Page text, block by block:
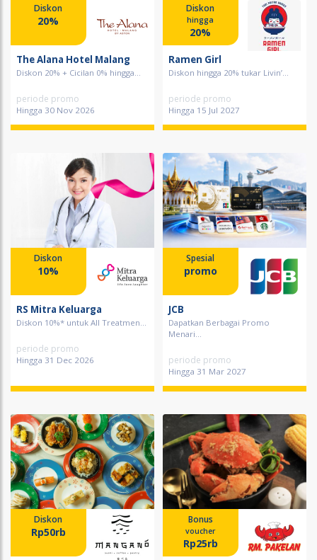
Diskon
20%
The Alana Hotel Malang
Diskon 20% + Cicilan 0% hingga...
periode promo
Hingga 30 Nov 2026
Diskon
hingga
20%
Ramen Girl
Diskon hingga 20% tukar Livin’...
periode promo
Hingga 15 Jul 2027
Diskon
10%
RS Mitra Keluarga
Diskon 10%* untuk All Treatmen...
periode promo
Hingga 31 Dec 2026
Spesial
promo
JCB
Dapatkan Berbagai Promo
Menari...
periode promo
Hingga 31 Mar 2027
Diskon
Rp50rb
Bonus
voucher
Rp25rb